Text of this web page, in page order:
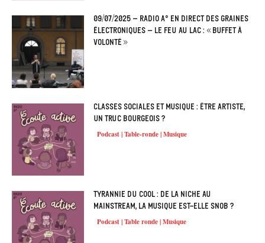
09/07/2025 – Radio A° en direct des Graines
électroniques – Le feu au lac : « Buffet à
volonté »
Classes sociales et musique : être artiste,
un truc bourgeois ?
Podcast | Table-ronde | Musique
Tyrannie du cool : de la niche au
mainstream, la musique est-elle snob ?
Podcast | Table ronde | Musique